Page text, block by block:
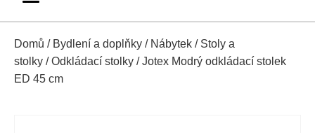
Domů / Bydlení a doplňky / Nábytek / Stoly a
stolky /Odkládací stolky / Jotex Modrý odkládací stolek
ED 45 cm